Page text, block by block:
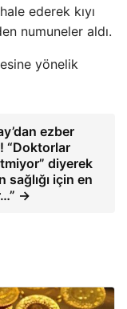
ederek kıyı
numuneler aldı.
yönelik
ezber
“Doktorlar
diyerek
sağlığı için en
→